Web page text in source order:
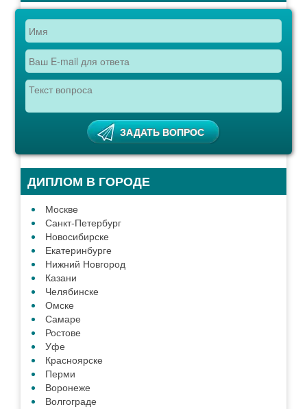
ДИПЛОМ В ГОРОДЕ
Москве
Санкт-Петербург
Новосибирске
Екатеринбурге
Нижний Новгород
Казани
Челябинске
Омске
Самаре
Ростове
Уфе
Красноярске
Перми
Воронеже
Волгограде